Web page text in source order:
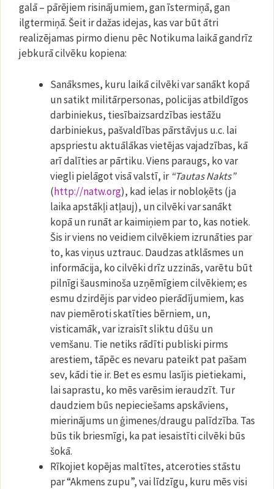
galā – pārējiem risinājumiem, gan īstermiņā, gan
ilgtermiņā. Šeit ir dažas idejas, kas var būt ātri
realizējamas pirmo dienu pēc Notikuma laikā gandrīz
jebkurā cilvēku kopiena:
Sanāksmes, kuru laikā cilvēki var sanākt kopā
un satikt militārpersonas, policijas atbildīgos
darbiniekus, tiesībaizsardzības iestāžu
darbiniekus, pašvaldības pārstāvjus u.c. lai
apspriestu aktuālākas vietējas vajadzības, kā
arī dalīties ar pārtiku. Viens paraugs, ko var
viegli pielāgot visā valstī, ir“Tautas Nakts”
(http://natw.org), kad ielas ir nobloķēts (ja
laika apstākļi atļauj), un cilvēki var sanākt
kopā un runāt ar kaimiņiem par to, kas notiek.
Šis ir viens no veidiem cilvēkiem izrunāties par
to, kas viņus uztrauc. Daudzas atklāsmes un
informācija, ko cilvēki drīz uzzinās, varētu būt
pilnīgi šausminoša uzņēmīgiem cilvēkiem; es
esmu dzirdējis par video pierādījumiem, kas
nav piemēroti skatīties bērniem, un,
visticamāk, var izraisīt sliktu dūšu un
vemšanu. Tie netiks rādīti publiski pirms
arestiem, tāpēc es nevaru pateikt pat pašam
sev, kādi tie ir. Bet es esmu lasījis pietiekami,
lai saprastu, ko mēs varēsim ieraudzīt. Tur
daudziem būs nepieciešams apskāviens,
mierinājums un ģimenes/draugu palīdzība. Tas
būs tik briesmīgi, ka pat iesaistīti cilvēki būs
šokā.
Rīkojiet kopējas maltītes, atceroties stāstu
par “Akmens zupu”, vai līdzīgu, kuru mēs visi